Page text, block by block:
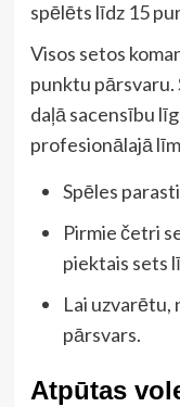
spēlēts līdz 15
Visos setos
punktu pārsvaru.
daļā sacensību
profesionālajā
Spēles
Pirmie četri
piektais sets
Lai uzvarētu,
pārsvars.
Atpūtas